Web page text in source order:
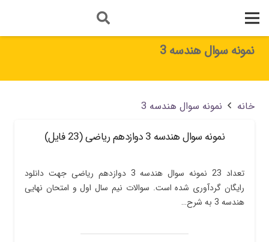
نمونه سوال هندسه 3
خانه نمونه سوال هندسه 3
نمونه سوال هندسه 3 دوازدهم ریاضی (23 فایل)
تعداد 23 نمونه سوال هندسه 3 دوازدهم ریاضی جهت دانلود
رایگان گردآوری شده است. سوالات نیم سال اول و امتحان نهایی
هندسه 3 به شرح…